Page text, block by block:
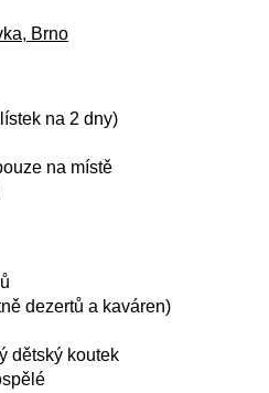
Brno
na 2 dny)
na místě
dezertů a kaváren)
dětský koutek